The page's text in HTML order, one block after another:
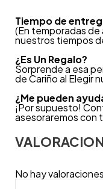
Tiempo de
(En temporadas
nuestros tiempos
¿Es Un Regalo?
Sorprende a esa
de Cariño al Elegir
¿Me pueden
¡Por supuesto!
asesoraremos con
No hay